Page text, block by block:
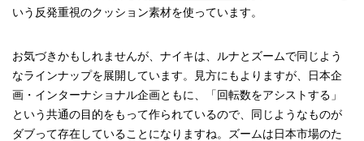
いう反発重視のクッション素材を使っています。
お気づきかもしれませんが、ナイキは、ルナとズームで同じよう
なラインナップを展開しています。見方にもよりますが、日本企
画・インターナショナル企画ともに、「回転数をアシストする」
という共通の目的をもって作られているので、同じようなものが
ダブって存在していることになりますね。ズームは日本市場のた